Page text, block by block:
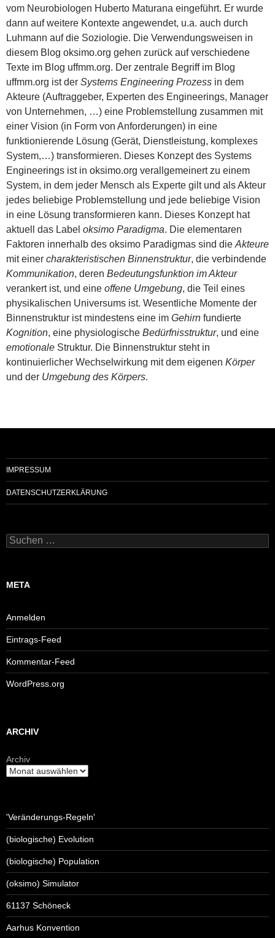
vom Neurobiologen Huberto Maturana eingeführt. Er wurde
dann auf weitere Kontexte angewendet, u.a. auch durch
Luhmann auf die Soziologie. Die Verwendungsweisen in
diesem Blog oksimo.org gehen zurück auf verschiedene
Texte im Blog uffmm.org. Der zentrale Begriff im Blog
uffmm.org ist der Systems Engineering Prozess in dem
Akteure (Auftraggeber, Experten des Engineerings, Manager
von Unternehmen, …) eine Problemstellung zusammen mit
einer Vision (in Form von Anforderungen) in eine
funktionierende Lösung (Gerät, Dienstleistung, komplexes
System,…) transformieren. Dieses Konzept des Systems
Engineerings ist in oksimo.org verallgemeinert zu einem
System, in dem jeder Mensch als Experte gilt und als Akteur
jedes beliebige Problemstellung und jede beliebige Vision
in eine Lösung transformieren kann. Dieses Konzept hat
aktuell das Label oksimo Paradigma. Die elementaren
Faktoren innerhalb des oksimo Paradigmas sind die Akteure
mit einer charakteristischen Binnenstruktur, die verbindende
Kommunikation, deren Bedeutungsfunktion im Akteur
verankert ist, und eine offene Umgebung, die Teil eines
physikalischen Universums ist. Wesentliche Momente der
Binnenstruktur ist mindestens eine im Gehirn fundierte
Kognition, eine physiologische Bedürfnisstruktur, und eine
emotionale Struktur. Die Binnenstruktur steht in
kontinuierlicher Wechselwirkung mit dem eigenen Körper
und der Umgebung des Körpers.
IMPRESSUM
DATENSCHUTZERKLÄRUNG
Suchen
nach:
META
Anmelden
Eintrags-Feed
Kommentar-Feed
WordPress.org
ARCHIV
Archiv
'Veränderungs-Regeln'
(biologische) Evolution
(biologische) Population
(oksimo) Simulator
61137 Schöneck
Aarhus Konvention